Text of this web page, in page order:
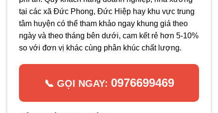
tại các xã Đức Phong, Đức Hiệp hay khu vực trung
tâm huyện có thể tham khảo ngay khung giá theo
ngày và theo tháng bên dưới, cam kết rẻ hơn 5-10%
so với đơn vị khác cùng phân khúc chất lượng.
📞 GỌI NGAY: 0976699469